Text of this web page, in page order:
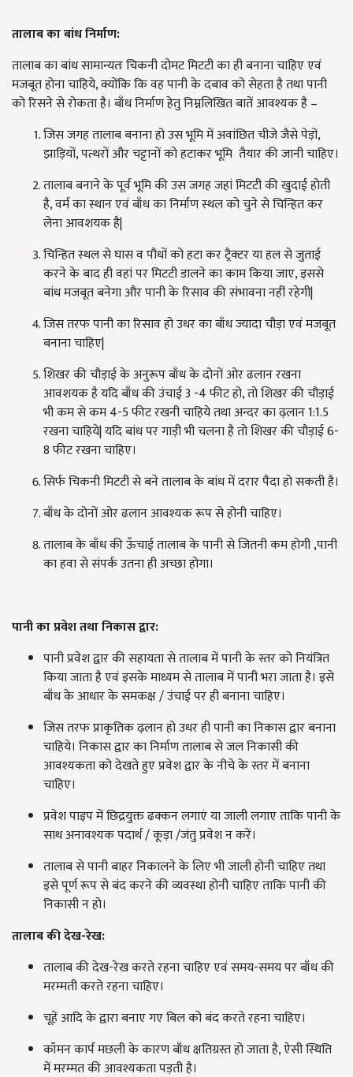
तालाब का बांध निर्माण:
तालाब का बांध सामान्यतः चिकनी दोमट मिटटी का ही बनाना चाहिए एवं
मजबूत होना चाहिये, क्योंकि कि वह पानी के दबाव को सेहता है तथा पानी
को रिसने से रोकता है। बाँध निर्माण हेतु निम्नलिखित बातें आवश्यक है –
जिस जगह तालाब बनाना हो उस भूमि में अवांछित चीजे जैसे पेड़ों,
झाड़ियों, पत्थरों और चट्टानों को हटाकर भूमि तैयार की जानी चाहिए।
तालाब बनाने के पूर्व भूमि की उस जगह जहां मिटटी की खुदाई होती
है, वर्म का स्थान एवं बाँध का निर्माण स्थल को चुने से चिन्हित कर
लेना आवशयक है|
चिन्हित स्थल से घास व पौधों को हटा कर ट्रैक्टर या हल से जुताई
करने के बाद ही वहां पर मिटटी डालने का काम किया जाए, इससे
बांध मजबूत बनेगा और पानी के रिसाव की संभावना नहीं रहेगी|
जिस तरफ पानी का रिसाव हो उधर का बाँध ज्यादा चौड़ा एवं मजबूत
बनाना चाहिए|
शिखर की चौड़ाई के अनुरूप बाँध के दोनों ओर ढलान रखना
आवशयक है यदि बाँध की उंचाई 3 -4 फीट हो, तो शिखर की चौड़ाई
भी कम से कम 4-5 फीट रखनी चाहिये तथा अन्दर का ढ़लान 1:1.5
रखना चाहिये| यदि बांध पर गाड़ी भी चलना है तो शिखर की चौड़ाई 6-
8 फीट रखना चाहिए।
सिर्फ चिकनी मिटटी से बने तालाब के बांध में दरार पैदा हो सकती है।
बाँध के दोनों ओर ढलान आवश्यक रूप से होनी चाहिए।
तालाब के बाँध की ऊँचाई तालाब के पानी से जितनी कम होगी ,पानी
का हवा से संपर्क उतना ही अच्छा होगा।
पानी का प्रवेश तथा निकास द्वार:
पानी प्रवेश द्वार की सहायता से तालाब में पानी के स्तर को नियंत्रित
किया जाता है एवं इसके माध्यम से तालाब में पानी भरा जाता है। इसे
बाँध के आधार के समकक्ष / उंचाई पर ही बनाना चाहिए।
जिस तरफ प्राकृतिक ढ़लान हो उधर ही पानी का निकास द्वार बनाना
चाहिये। निकास द्वार का निर्माण तालाब से जल निकासी की
आवश्यकता को देखते हुए प्रवेश द्वार के नीचे के स्तर में बनाना
चाहिए।
प्रवेश पाइप में छिद्रयुक्त ढक्कन लगाएं या जाली लगाए ताकि पानी के
साथ अनावश्यक पदार्थ / कूड़ा /जंतु प्रवेश न करें।
तालाब से पानी बाहर निकालने के लिए भी जाली होनी चाहिए तथा
इसे पूर्ण रूप से बंद करने की व्यवस्था होनी चाहिए ताकि पानी की
निकासी न हो।
तालाब की देख-रेख:
तालाब की देख-रेख करते रहना चाहिए एवं समय-समय पर बाँध की
मरम्मती करते रहना चाहिए।
चूहें आदि के द्वारा बनाए गए बिल को बंद करते रहना चाहिए।
कॉमन कार्प मछली के कारण बाँध क्षतिग्रस्त हो जाता है, ऐसी स्थिति
में मरम्मत की आवश्यकता पड़ती है।